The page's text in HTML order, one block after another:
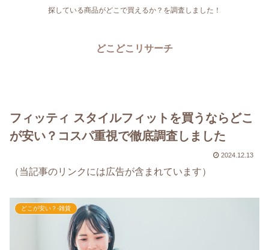
探している商品がどこで買えるか？を調査しました！
どこどこリサーチ
フィッティ スタイルフィットを買うならどこ
が安い？コスパ重視で徹底調査しました
2024.12.13
（当記事のリンクには広告が含まれています）
どこが安い？-雑貨